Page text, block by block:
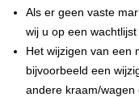
Als er geen vaste
wij u op een wachtlijst
Het wijzigen van een
bijvoorbeeld een
andere kraam/